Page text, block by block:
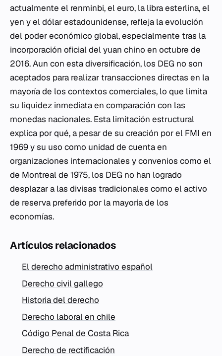
actualmente el renminbi, el euro, la libra esterlina, el
yen y el dólar estadounidense, refleja la evolución
del poder económico global, especialmente tras la
incorporación oficial del yuan chino en octubre de
2016. Aun con esta diversificación, los DEG no son
aceptados para realizar transacciones directas en la
mayoría de los contextos comerciales, lo que limita
su liquidez inmediata en comparación con las
monedas nacionales. Esta limitación estructural
explica por qué, a pesar de su creación por el FMI en
1969 y su uso como unidad de cuenta en
organizaciones internacionales y convenios como el
de Montreal de 1975, los DEG no han logrado
desplazar a las divisas tradicionales como el activo
de reserva preferido por la mayoría de los
economías.
Artículos relacionados
El derecho administrativo español
Derecho civil gallego
Historia del derecho
Derecho laboral en chile
Código Penal de Costa Rica
Derecho de rectificación